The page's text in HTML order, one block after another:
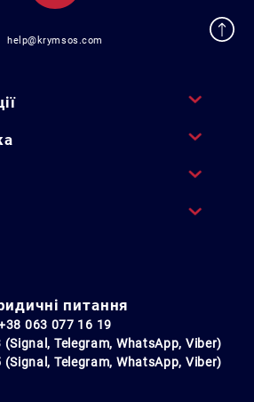
help@krymsos.com
питання
063 077 16 19
Telegram, WhatsApp, Viber)
Telegram, WhatsApp, Viber)